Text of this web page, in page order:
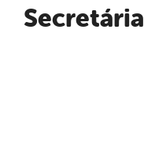
Secretária